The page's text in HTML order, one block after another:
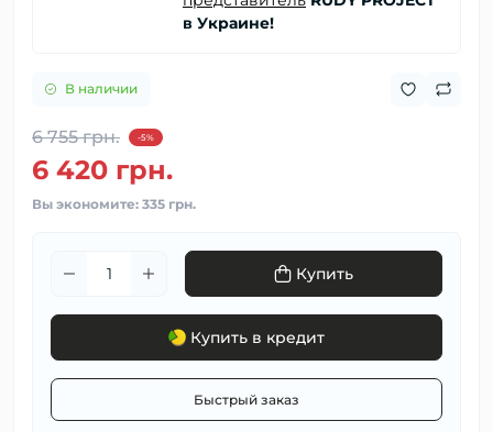
в Украине!
В наличии
6 755 грн. -5%
6 420 грн.
Вы экономите: 335 грн.
Купить
Купить в кредит
Быстрый заказ